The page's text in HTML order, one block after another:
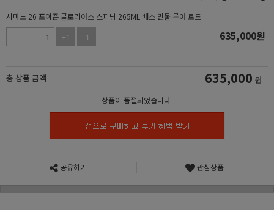
시마노 26 포이즌 글로리어스 스피닝 265ML 배스 민물 루어 로드
+1
-1 635,000원
총 상품 금액 635,000 원
상품이 품절되었습니다.
공유하기 관심상품